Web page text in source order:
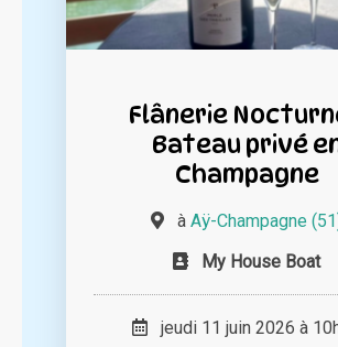
Flânerie
Bateau privé
Champagne
à Aÿ-Champagne
My House Boat
jeudi 11 juin 2026 à